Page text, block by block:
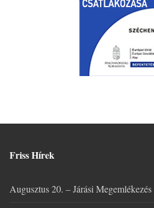
Friss Hírek
Augusztus 20. – Járási Megemlékezés